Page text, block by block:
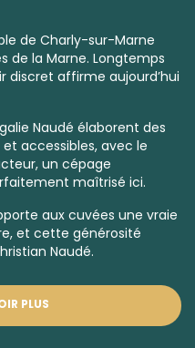
de Charly-sur-Marne
de la Marne. Longtemps
discret affirme aujourd’hui
Naudé élaborent des
accessibles, avec le
un cépage
maîtrisé ici.
aux cuvées une vraie
et cette générosité
Naudé.
PLUS